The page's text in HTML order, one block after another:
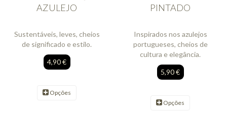
AZULEJO
Sustentáveis, leves, cheios
de significado e estilo.
4,90 €
Opções
PINTADO
Inspirados nos azulejos
portugueses, cheios de
cultura e elegância.
5,90 €
Opções